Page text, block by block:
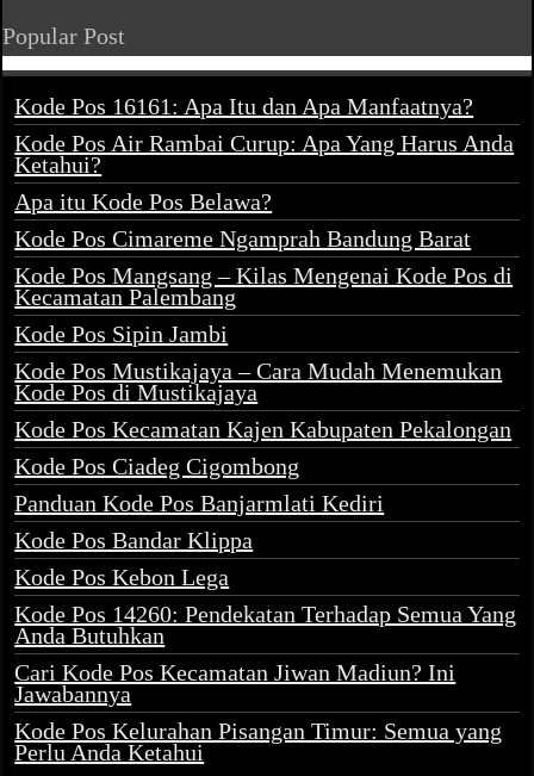
Popular Post
Kode Pos 16161: Apa Itu dan Apa Manfaatnya?
Kode Pos Air Rambai Curup: Apa Yang Harus Anda
Ketahui?
Apa itu Kode Pos Belawa?
Kode Pos Cimareme Ngamprah Bandung Barat
Kode Pos Mangsang – Kilas Mengenai Kode Pos di
Kecamatan Palembang
Kode Pos Sipin Jambi
Kode Pos Mustikajaya – Cara Mudah Menemukan
Kode Pos di Mustikajaya
Kode Pos Kecamatan Kajen Kabupaten Pekalongan
Kode Pos Ciadeg Cigombong
Panduan Kode Pos Banjarmlati Kediri
Kode Pos Bandar Klippa
Kode Pos Kebon Lega
Kode Pos 14260: Pendekatan Terhadap Semua Yang
Anda Butuhkan
Cari Kode Pos Kecamatan Jiwan Madiun? Ini
Jawabannya
Kode Pos Kelurahan Pisangan Timur: Semua yang
Perlu Anda Ketahui